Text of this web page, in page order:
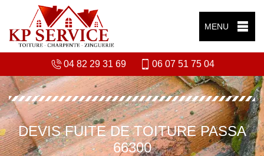
MENU
04 82 29 31 69 06 07 51 75 04
DEVIS FUITE DE TOITURE PASSA
66300